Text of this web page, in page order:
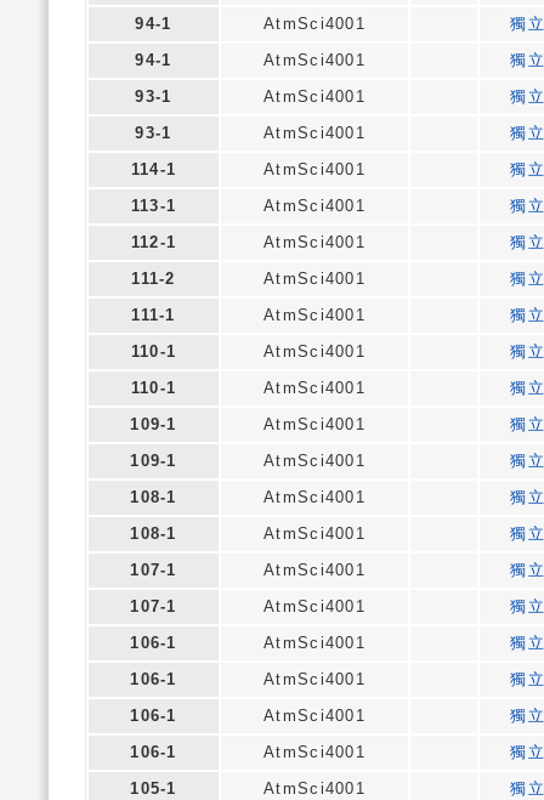
94-1
AtmSci4001
獨
94-1
AtmSci4001
獨
93-1
AtmSci4001
獨
93-1
AtmSci4001
獨
114-1
AtmSci4001
獨
113-1
AtmSci4001
獨
112-1
AtmSci4001
獨
111-2
AtmSci4001
獨
111-1
AtmSci4001
獨
110-1
AtmSci4001
獨
110-1
AtmSci4001
獨
109-1
AtmSci4001
獨
109-1
AtmSci4001
獨
108-1
AtmSci4001
獨
108-1
AtmSci4001
獨
107-1
AtmSci4001
獨
107-1
AtmSci4001
獨
106-1
AtmSci4001
獨
106-1
AtmSci4001
獨
106-1
AtmSci4001
獨
106-1
AtmSci4001
獨
105-1
AtmSci4001
獨